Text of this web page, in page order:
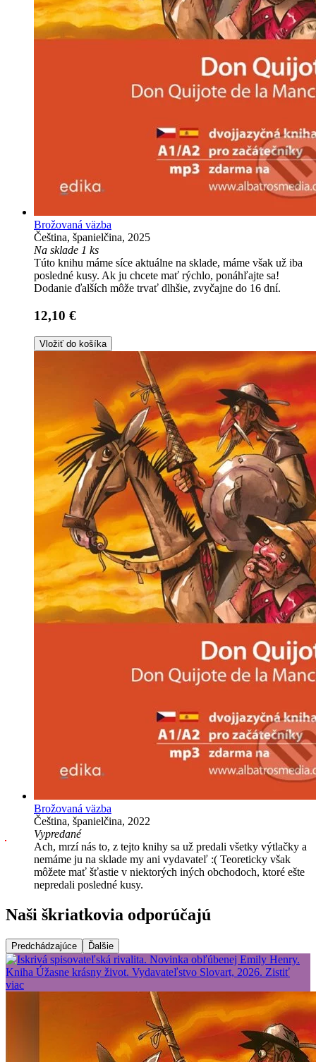
Brožovaná väzba
Čeština, španielčina, 2025
Na sklade 1 ks
Túto knihu máme síce aktuálne na sklade, máme však už iba
posledné kusy. Ak ju chcete mať rýchlo, ponáhľajte sa!
Dodanie ďalších môže trvať dlhšie, zvyčajne do 16 dní.
12,10 €
Vložiť do košíka
Brožovaná väzba
Čeština, španielčina, 2022
Vypredané
Ach, mrzí nás to, z tejto knihy sa už predali všetky výtlačky a
nemáme ju na sklade my ani vydavateľ :( Teoreticky však
môžete mať šťastie v niektorých iných obchodoch, ktoré ešte
nepredali posledné kusy.
Naši škriatkovia odporúčajú
Predchádzajúce Ďalšie